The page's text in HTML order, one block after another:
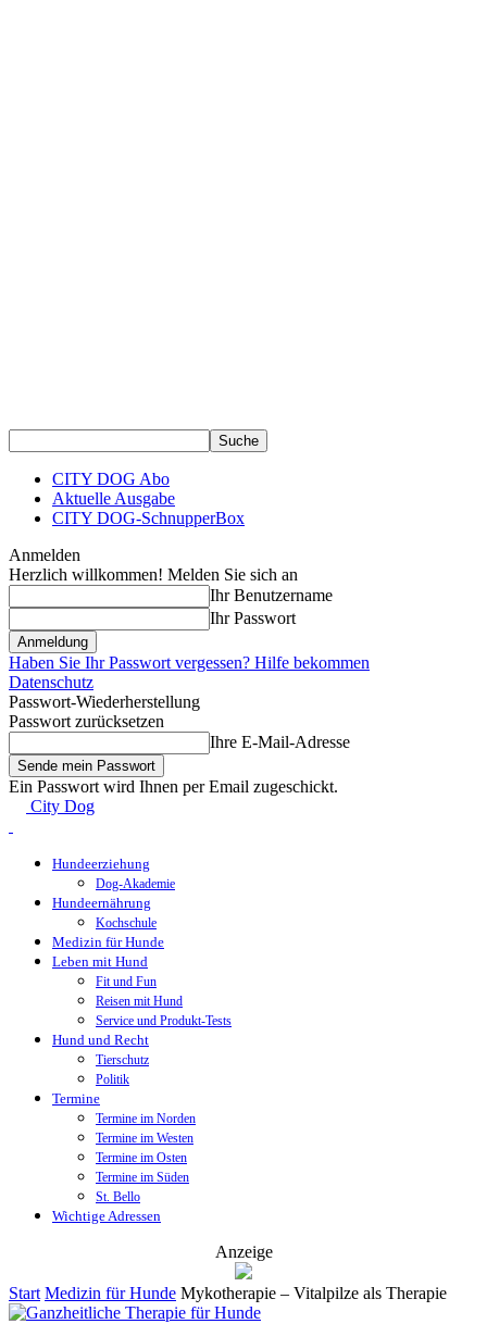
CITY DOG Abo
Aktuelle Ausgabe
CITY DOG-SchnupperBox
Anmelden
Herzlich willkommen! Melden Sie sich an
Ihr Benutzername
Ihr Passwort
Haben Sie Ihr Passwort vergessen? Hilfe bekommen
Datenschutz
Passwort-Wiederherstellung
Passwort zurücksetzen
Ihre E-Mail-Adresse
Ein Passwort wird Ihnen per Email zugeschickt.
City Dog
Hundeerziehung
Dog-Akademie
Hundeernährung
Kochschule
Medizin für Hunde
Leben mit Hund
Fit und Fun
Reisen mit Hund
Service und Produkt-Tests
Hund und Recht
Tierschutz
Politik
Termine
Termine im Norden
Termine im Westen
Termine im Osten
Termine im Süden
St. Bello
Wichtige Adressen
Anzeige
Start Medizin für Hunde Mykotherapie – Vitalpilze als Therapie